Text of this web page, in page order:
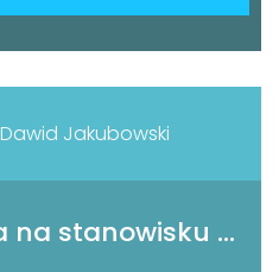
Dawid Jakubowski
Osoba pracująca na stanowisku pracownika ogólnobudowlanego